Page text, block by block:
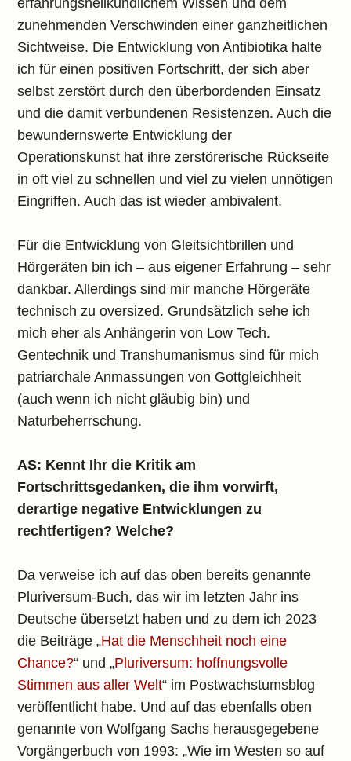
erfahrungsheilkundlichem Wissen und dem
zunehmenden Verschwinden einer ganzheitlichen
Sichtweise. Die Entwicklung von Antibiotika halte
ich für einen positiven Fortschritt, der sich aber
selbst zerstört durch den überbordenden Einsatz
und die damit verbundenen Resistenzen. Auch die
bewundernswerte Entwicklung der
Operationskunst hat ihre zerstörerische Rückseite
in oft viel zu schnellen und viel zu vielen unnötigen
Eingriffen. Auch das ist wieder ambivalent.
Für die Entwicklung von Gleitsichtbrillen und
Hörgeräten bin ich – aus eigener Erfahrung – sehr
dankbar. Allerdings sind mir manche Hörgeräte
technisch zu oversized. Grundsätzlich sehe ich
mich eher als Anhängerin von Low Tech.
Gentechnik und Transhumanismus sind für mich
patriarchale Anmassungen von Gottgleichheit
(auch wenn ich nicht gläubig bin) und
Naturbeherrschung.
AS: Kennt Ihr die Kritik am
Fortschrittsgedanken, die ihm vorwirft,
derartige negative Entwicklungen zu
rechtfertigen? Welche?
Da verweise ich auf das oben bereits genannte
Pluriversum-Buch, das wir im letzten Jahr ins
Deutsche übersetzt haben und zu dem ich 2023
die Beiträge „Hat die Menschheit noch eine
Chance?“ und „Pluriversum: hoffnungsvolle
Stimmen aus aller Welt“ im Postwachstumsblog
veröffentlicht habe. Und auf das ebenfalls oben
genannte von Wolfgang Sachs herausgegebene
Vorgängerbuch von 1993: „Wie im Westen so auf